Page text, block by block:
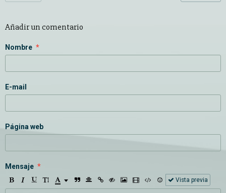
Añadir un comentario
Nombre
E-mail
Página web
Mensaje
Vista previa